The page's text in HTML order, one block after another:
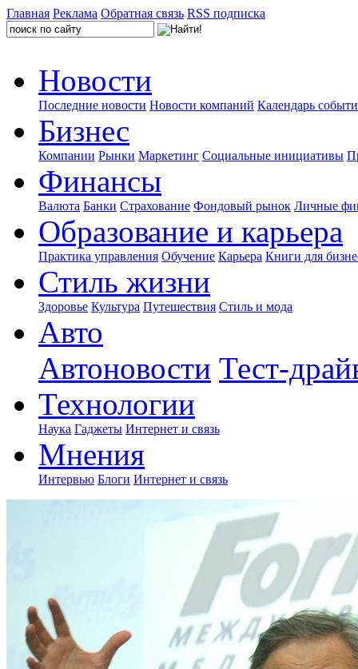
Главная Реклама Обратная связь RSS подписка
Новости
Последние новости Новости компаний Календарь
Бизнес
Компании Рынки Маркетинг Социальные инициативы
Финансы
Валюта Банки Страхование Фондовый рынок Личные
Образование и карьера
Практика управления Обучение Карьера Книги для
Стиль жизни
Здоровье Культура Путешествия Стиль и мода
Авто
Автоновости Тест-
Технологии
Наука Гаджеты Интернет и связь
Мнения
Интервью Блоги Интернет и связь